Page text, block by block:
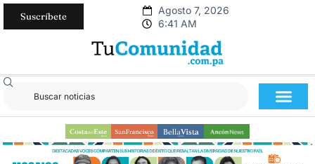
Suscríbete
Agosto 7, 2026
6:41 AM